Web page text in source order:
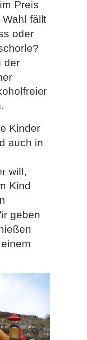
Preis
fällt
oder
der
Kinder
auch in
will,
Kind
geben